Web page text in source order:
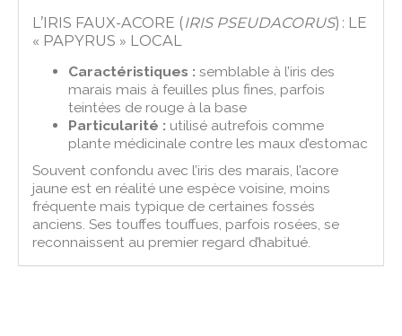
L’IRIS FAUX-ACORE (IRIS PSEUDACORUS) : LE
« PAPYRUS » LOCAL
Caractéristiques : semblable à l’iris des
marais mais à feuilles plus fines, parfois
teintées de rouge à la base
Particularité : utilisé autrefois comme
plante médicinale contre les maux d’estomac
Souvent confondu avec l’iris des marais, l’acore
jaune est en réalité une espèce voisine, moins
fréquente mais typique de certaines fossés
anciens. Ses touffes touffues, parfois rosées, se
reconnaissent au premier regard d’habitué.